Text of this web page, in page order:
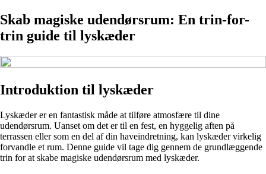
Skab magiske udendørsrum: En trin-for-
trin guide til lyskæder
Introduktion til lyskæder
Lyskæder er en fantastisk måde at tilføre atmosfære til dine
udendørsrum. Uanset om det er til en fest, en hyggelig aften på
terrassen eller som en del af din haveindretning, kan lyskæder virkelig
forvandle et rum. Denne guide vil tage dig gennem de grundlæggende
trin for at skabe magiske udendørsrum med lyskæder.